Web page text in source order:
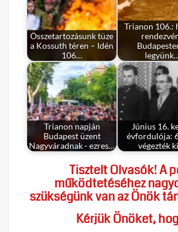
Összetartozásunk tüze
a Kossuth téren – Idén
106…
Trianon 106.:
Trianon napján
Budapest üzent
Nagyváradnak - ezres…
Június 16.
évfordulója:
végezték
Tisztelt Olvasók! A
működtetéséhez
szükségünk van az Önök
Kérjük Önöket,